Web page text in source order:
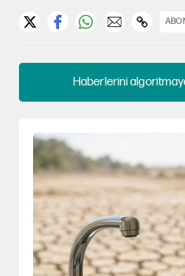
Haberlerini